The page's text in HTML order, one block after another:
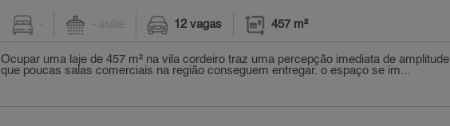
- - suíte 12 vagas 457 m²
Ocupar uma laje de 457 m² na vila cordeiro traz uma percepção imediata de amplitude
que poucas salas comerciais na região conseguem entregar. o espaço se im...